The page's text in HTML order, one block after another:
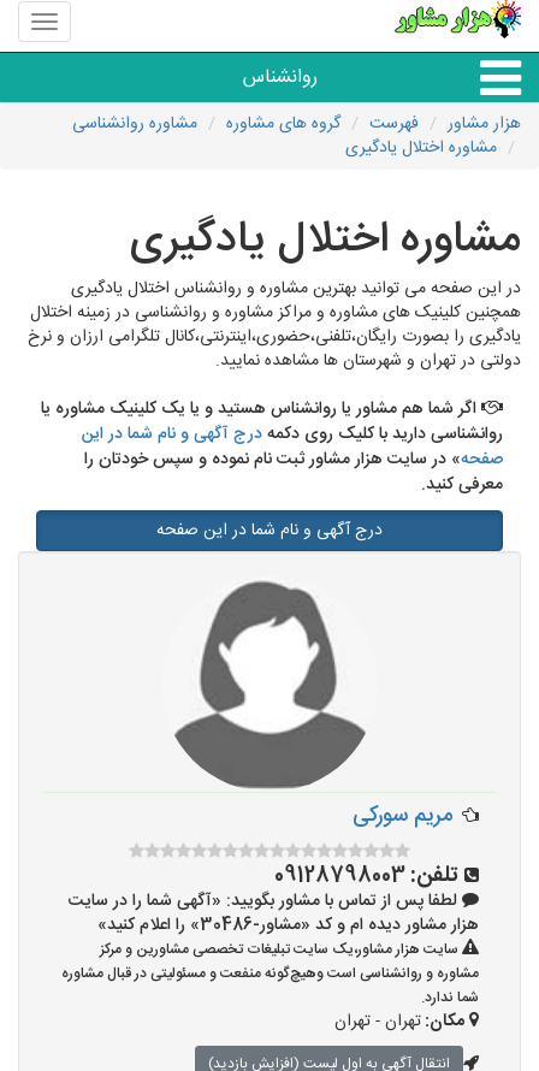
منوی
سایت
مشاور
روانشناس
همه مراکز روانشناسی
گروه روانشناسی
هزار مشاور فهرست گروه های مشاوره
مشاوره روانشناسی
مشاوره اختلال یادگیری
مشاوره اختلال یادگیری
در این صفحه می توانید بهترین مشاوره و روانشناس اختلال یادگیری
همچنین کلینیک های مشاوره و مراکز مشاوره و روانشناسی در زمینه اختلال
یادگیری را بصورت رایگان،تلفنی،حضوری،اینترنتی،کانال تلگرامی ارزان و نرخ
دولتی در تهران و شهرستان ها مشاهده نمایید.
اگر شما هم مشاور یا روانشناس هستید و یا یک کلینیک مشاوره یا
روانشناسی دارید با کلیک روی دکمهدرج آگهی و نام شما در این
صفحه» در سایت هزار مشاور ثبت نام نموده و سپس خودتان را
معرفی کنید.
درج آگهی و نام شما در این صفحه
مریم سورکی
تلفن:09128798003
لطفا پس از تماس با مشاور بگویید: «آگهی شما را در سایت
هزار مشاور دیده ام و کد «مشاور-30486» را اعلام کنید»
سایت هزار مشاور،یک سایت تبلیغات تخصصی مشاورین و مرکز
مشاوره و روانشناسی است وهیچ‌گونه منفعت و مسئولیتی در قبال مشاوره
شما ندارد.
مکان:تهران - تهران
انتقال آگهی به اول لیست (افزایش بازدید)